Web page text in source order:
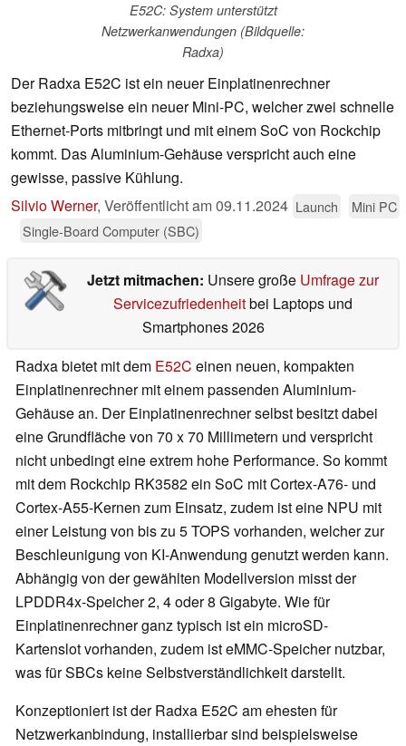
E52C: System unterstützt
Netzwerkanwendungen (Bildquelle:
Radxa)
Der Radxa E52C ist ein neuer Einplatinenrechner
beziehungsweise ein neuer Mini-PC, welcher zwei schnelle
Ethernet-Ports mitbringt und mit einem SoC von Rockchip
kommt. Das Aluminium-Gehäuse verspricht auch eine
gewisse, passive Kühlung.
Silvio Werner, Veröffentlicht am09.11.2024 Launch
Mini PC
Single-Board Computer (SBC)
Jetzt mitmachen: Unsere große Umfrage zur
Servicezufriedenheitbei Laptops und
Smartphones 2026
Radxa bietet mit dem E52C einen neuen, kompakten
Einplatinenrechner mit einem passenden Aluminium-
Gehäuse an. Der Einplatinenrechner selbst besitzt dabei
eine Grundfläche von 70 x 70 Millimetern und verspricht
nicht unbedingt eine extrem hohe Performance. So kommt
mit dem Rockchip RK3582 ein SoC mit Cortex-A76- und
Cortex-A55-Kernen zum Einsatz, zudem ist eine NPU mit
einer Leistung von bis zu 5 TOPS vorhanden, welcher zur
Beschleunigung von KI-Anwendung genutzt werden kann.
Abhängig von der gewählten Modellversion misst der
LPDDR4x-Speicher 2, 4 oder 8 Gigabyte. Wie für
Einplatinenrechner ganz typisch ist ein microSD-
Kartenslot vorhanden, zudem ist eMMC-Speicher nutzbar,
was für SBCs keine Selbstverständlichkeit darstellt.
Konzeptioniert ist der Radxa E52C am ehesten für
Netzwerkanbindung, installierbar sind beispielsweise